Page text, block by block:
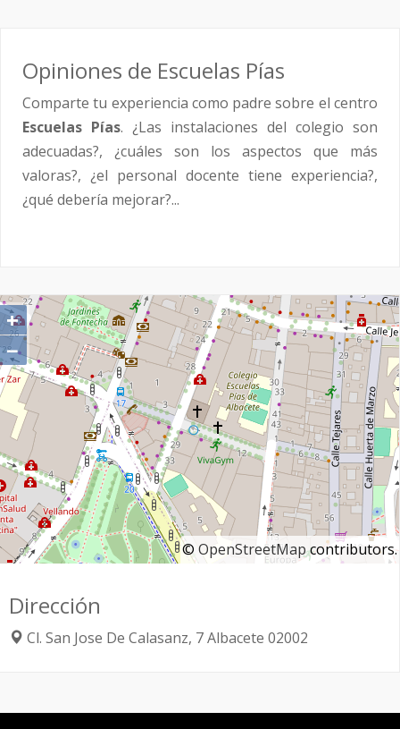
Opiniones de Escuelas Pías
Comparte tu experiencia como padre sobre el centro
Escuelas Pías. ¿Las instalaciones del colegio son
adecuadas?, ¿cuáles son los aspectos que más
valoras?, ¿el personal docente tiene experiencia?,
¿qué debería mejorar?...
+
−
© OpenStreetMapcontributors.
Dirección
Cl. San Jose De Calasanz, 7Albacete 02002